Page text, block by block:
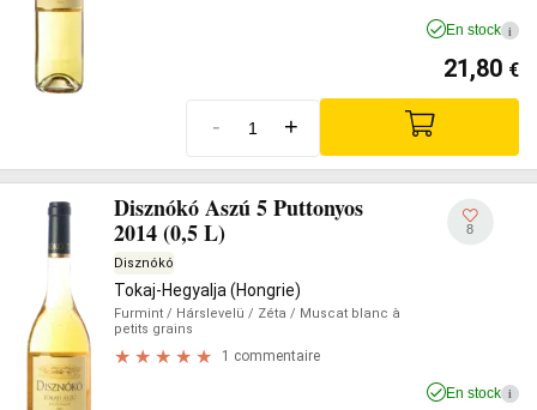
En stock i
21,80 €
- +
Disznókó Aszú 5 Puttonyos
2014 (0,5 L)
Disznókó
Tokaj-Hegyalja (Hongrie)
Furmint / Hárslevelü / Zéta / Muscat blanc à
petits grains
1 commentaire
8
En stock i